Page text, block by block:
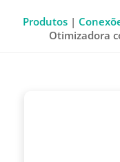
Produtos|
Otimizadora